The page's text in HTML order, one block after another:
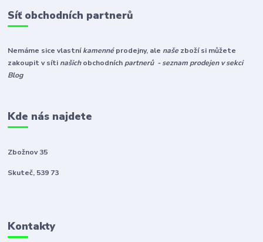
Síť obchodních partnerů
Nemáme sice vlastníkamennéprodejny, ale naše zboží si můžete
zakoupit v síti našichobchodníchpartnerů - seznam prodejen v sekci
Blog
Kde nás najdete
Zbožnov 35
Skuteč, 539 73
Kontakty